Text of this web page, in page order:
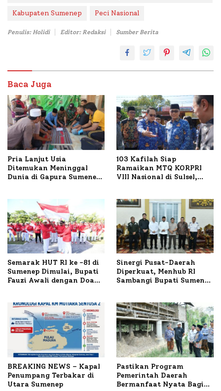
Kabupaten Sumenep Peci Nasional
Penulis: Holidi Editor: Redaksi Sumber Berita
Baca Juga
Pria Lanjut Usia
Ditemukan Meninggal
Dunia di Gapura Sumenep,
103 Kafilah Siap
Ramaikan MTQ KORPRI
VIII Nasional di Sulsel,
Semarak HUT RI ke -81 di
Sumenep Dimulai, Bupati
Fauzi Awali dengan Doa
Sinergi Pusat-Daerah
Diperkuat, Menhub RI
Sambangi Bupati Sumenep
BREAKING NEWS – Kapal
Penumpang Terbakar di
Utara Sumenep
Pastikan Program
Pemerintah Daerah
Bermanfaat Nyata Bagi